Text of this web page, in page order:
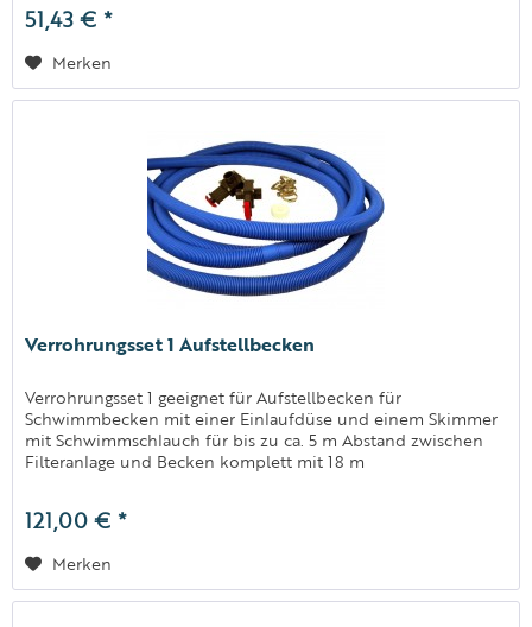
51,43 € *
Merken
Verrohrungsset 1 Aufstellbecken
Verrohrungsset 1 geeignet für Aufstellbecken für
Schwimmbecken mit einer Einlaufdüse und einem Skimmer
mit Schwimmschlauch für bis zu ca. 5 m Abstand zwischen
Filteranlage und Becken komplett mit 18 m
121,00 € *
Merken